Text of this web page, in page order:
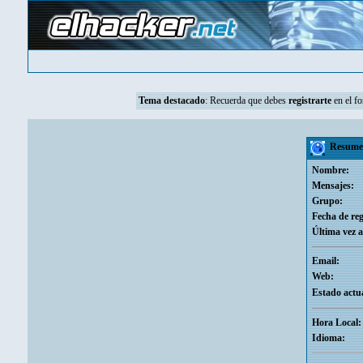
Tema destacado: Recuerda que debes registrarte en el
Nombre:
Mensajes:
Grupo:
Fecha de
Última vez
Email:
Web:
Estado
Hora Local:
Idioma: